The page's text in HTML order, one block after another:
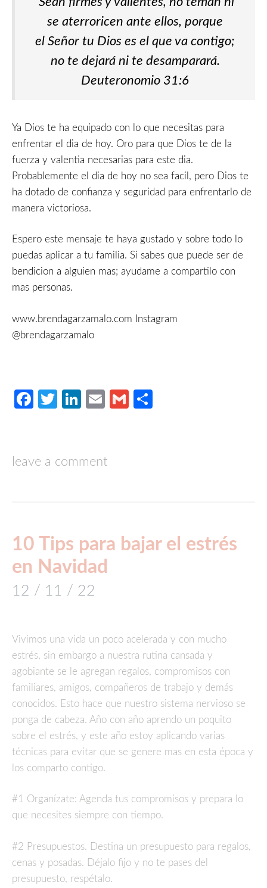
se aterroricen ante ellos, porque
el Señor tu Dios es el que va contigo;
no te dejará ni te desamparará.
Deuteronomio 31:6
Ya Dios te ha equipado con lo que necesitas para
enfrentar el dia de hoy. Oro para que Dios te de la
fuerza y valentia necesarias para este dia.
Probablemente el dia de hoy no sea facil, pero Dios te
ha dotado de confianza y seguridad para enfrentarlo de
manera victoriosa.
Espero este mensaje te haya gustado y sobre todo lo
puedas aplicar a tu familia. Si sabes que puede ser de
bendicion a alguien mas; ayudame a compartilo con
mas personas.
www.brendagarzamalo.com Instagram
@brendagarzamalo
Facebook
TwitterLinkedIn
EmailGmail
leave a comment
10 Tips para bajar el estrés
en Navidad
12 / 11 / 22
Vivimos una vida un poco acelerada y con mucho
estrés, sin embargo a nuestra rutina cansada y
agobiante se le agregan regalos, compromisos con
familiares, amigos, compañeros de trabajo y demás
conocidos. Esto hace que nuestro sistema nervioso se
ponga de cabeza. Año con año aprendo un poquito
sobre el estrés, y este año estoy aplicando varias
técnicas para evitar que se genere mas en esta época y
los comparto contigo.
#1 Organízate: Agenda tus compromisos y prepara lo
que necesites siempre con tiempo.
#2 Presupuestos. Destina un presupuesto para regalos,
cenas y posadas. Déjalo fijo y no te pases del
presupuesto, respétalo.